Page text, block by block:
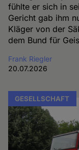
fühlte er sich in
Gericht gab ihm
Kläger von der
dem Bund für
Frank Riegler
20.07.2026
GESELLSCHAFT